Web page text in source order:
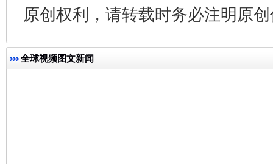
原创权利，请转载时务必注明原
全球视频图文新闻